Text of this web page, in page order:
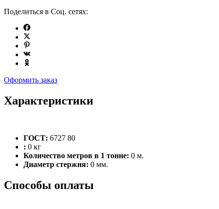
Поделиться в Соц. сетях:
Оформить заказ
Характеристики
ГОСТ: 6727 80
: 0 кг
Количество метров в 1 тонне: 0 м.
Диаметр стержня: 0 мм.
Способы оплаты